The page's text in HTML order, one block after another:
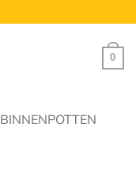
0
BINNENPOTTEN